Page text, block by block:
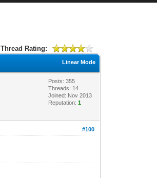
Thread Rating:
Linear Mode
Posts: 355
Threads: 14
Joined: Nov 2013
Reputation:1
#100